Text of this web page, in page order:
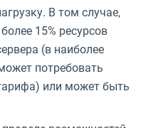
В том случае,
15% ресурсов
(в наиболее
потребовать
или может быть